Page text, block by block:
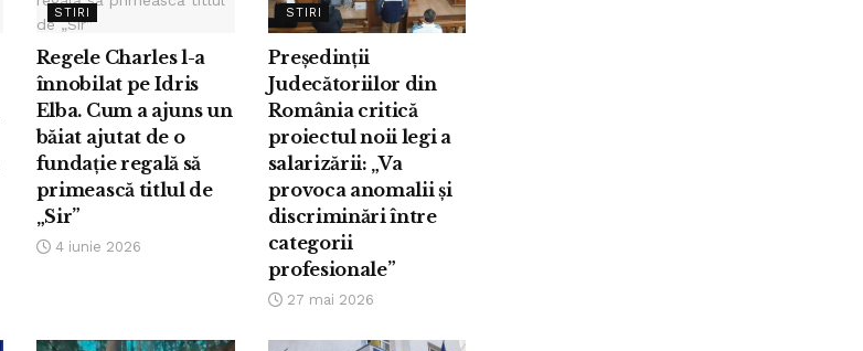
STIRI
Regele Charles l-a
înnobilat pe Idris
Elba. Cum a ajuns un
băiat ajutat de o
fundație regală să
primească titlul de
„Sir”
4 iunie 2026
STIRI
Președinții
Judecătoriilor din
România critică
proiectul noii legi a
salarizării: „Va
provoca anomalii și
discriminări între
categorii
profesionale”
27 mai 2026